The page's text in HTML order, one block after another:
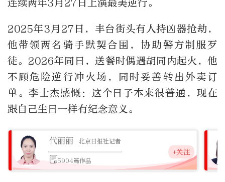
连续两年3月27日上演最美逆行。
2025年3月27日，丰台街头有人持凶器抢劫，
他带领两名骑手默契合围，协助警方制服歹
徒。2026年同日，送餐时偶遇胡同内起火，他
不顾危险逆行冲火场，同时妥善转出外卖订
单。李士杰感慨：这个日子本来很普通，现在
跟自己生日一样有纪念意义。
代丽丽 北京日报社记者
5904篇作品
+关注